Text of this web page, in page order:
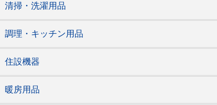
清掃・洗濯用品
調理・キッチン用品
住設機器
暖房用品